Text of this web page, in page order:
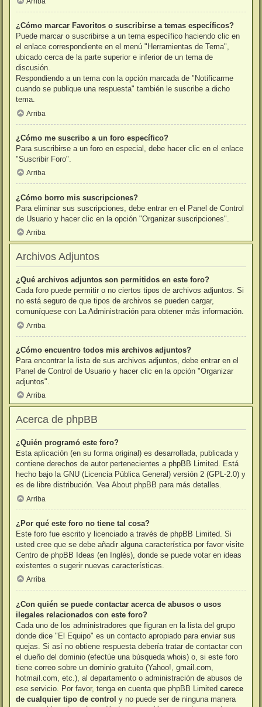
¿Cómo marcar Favoritos o suscribirse a temas específicos?
Puede marcar o suscribirse a un tema específico haciendo clic en
el enlace correspondiente en el menú "Herramientas de Tema",
ubicado cerca de la parte superior e inferior de un tema de
discusión.
Respondiendo a un tema con la opción marcada de "Notificarme
cuando se publique una respuesta" también le suscribe a dicho
tema.
Arriba
¿Cómo me suscribo a un foro específico?
Para suscribirse a un foro en especial, debe hacer clic en el enlace
"Suscribir Foro".
Arriba
¿Cómo borro mis suscripciones?
Para eliminar sus suscripciones, debe entrar en el Panel de Control
de Usuario y hacer clic en la opción "Organizar suscripciones".
Arriba
Archivos Adjuntos
¿Qué archivos adjuntos son permitidos en este foro?
Cada foro puede permitir o no ciertos tipos de archivos adjuntos. Si
no está seguro de que tipos de archivos se pueden cargar,
comuníquese con La Administración para obtener más información.
Arriba
¿Cómo encuentro todos mis archivos adjuntos?
Para encontrar la lista de sus archivos adjuntos, debe entrar en el
Panel de Control de Usuario y hacer clic en la opción "Organizar
adjuntos".
Arriba
Acerca de phpBB
¿Quién programó este foro?
Esta aplicación (en su forma original) es desarrollada, publicada y
contiene derechos de autor pertenecientes a phpBB Limited. Está
hecho bajo la GNU (Licencia Pública General) versión 2 (GPL-2.0) y
es de libre distribución. Vea About phpBB para más detalles.
Arriba
¿Por qué este foro no tiene tal cosa?
Este foro fue escrito y licenciado a través de phpBB Limited. Si
usted cree que se debe añadir alguna característica por favor visite
Centro de phpBB Ideas (en Inglés), donde se puede votar en ideas
existentes o sugerir nuevas características.
Arriba
¿Con quién se puede contactar acerca de abusos o usos
ilegales relacionados con este foro?
Cada uno de los administradores que figuran en la lista del grupo
donde dice "El Equipo" es un contacto apropiado para enviar sus
quejas. Si así no obtiene respuesta debería tratar de contactar con
el dueño del dominio (efectúe una búsqueda whois) o, si este foro
tiene correo sobre un dominio gratuito (Yahoo!, gmail.com,
hotmail.com, etc.), al departamento o administración de abusos de
ese servicio. Por favor, tenga en cuenta que phpBB Limited carece
de cualquier tipo de control y no puede ser de ninguna manera